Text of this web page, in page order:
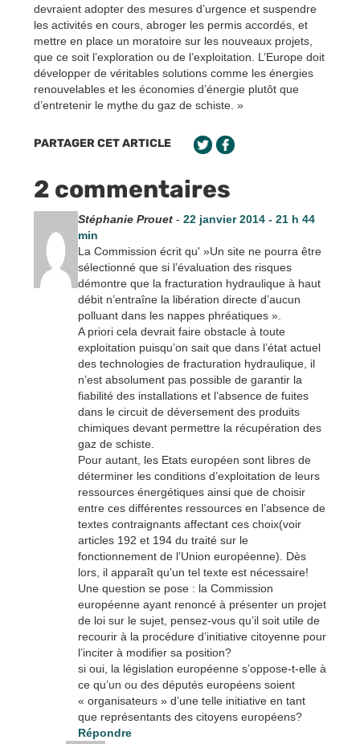
devraient adopter des mesures d’urgence et suspendre
les activités en cours, abroger les permis accordés, et
mettre en place un moratoire sur les nouveaux projets,
que ce soit l’exploration ou de l’exploitation. L’Europe doit
développer de véritables solutions comme les énergies
renouvelables et les économies d’énergie plutôt que
d’entretenir le mythe du gaz de schiste. »
PARTAGER CET ARTICLE
2 commentaires
Stéphanie Prouet- 22 janvier 2014 - 21 h 44
min
La Commission écrit qu' »Un site ne pourra être
sélectionné que si l’évaluation des risques
démontre que la fracturation hydraulique à haut
débit n’entraîne la libération directe d’aucun
polluant dans les nappes phréatiques ».
A priori cela devrait faire obstacle à toute
exploitation puisqu’on sait que dans l’état actuel
des technologies de fracturation hydraulique, il
n’est absolument pas possible de garantir la
fiabilité des installations et l’absence de fuites
dans le circuit de déversement des produits
chimiques devant permettre la récupération des
gaz de schiste.
Pour autant, les Etats européen sont libres de
déterminer les conditions d’exploitation de leurs
ressources énergétiques ainsi que de choisir
entre ces différentes ressources en l’absence de
textes contraignants affectant ces choix(voir
articles 192 et 194 du traité sur le
fonctionnement de l’Union européenne). Dès
lors, il apparaît qu’un tel texte est nécessaire!
Une question se pose : la Commission
européenne ayant renoncé à présenter un projet
de loi sur le sujet, pensez-vous qu’il soit utile de
recourir à la procédure d’initiative citoyenne pour
l’inciter à modifier sa position?
si oui, la législation européenne s’oppose-t-elle à
ce qu’un ou des députés européens soient
« organisateurs » d’une telle initiative en tant
que représentants des citoyens européens?
Répondre